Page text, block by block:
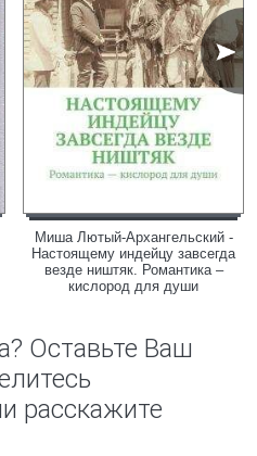
Миша Лютый-Архангельский -
Настоящему индейцу завсегда
везде ништяк. Романтика –
кислород для души
Оставьте Ваш
расскажите